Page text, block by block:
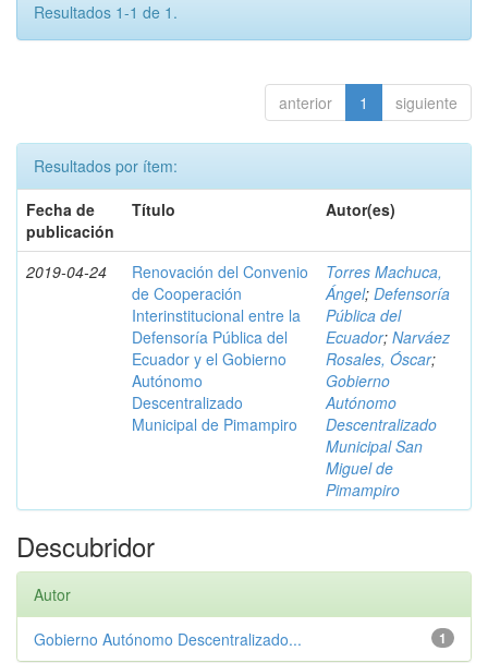
Resultados 1-1 de 1.
anterior 1 siguiente
Resultados por ítem:
Fecha de
publicación
Título Autor(es)
2019-04-24
Renovación del Convenio
de Cooperación
Interinstitucional entre la
Defensoría Pública del
Ecuador y el Gobierno
Autónomo
Descentralizado
Municipal de Pimampiro
Torres Machuca,
Ángel; Defensoría
Pública del
Ecuador; Narváez
Rosales, Óscar;
Gobierno
Autónomo
Descentralizado
Municipal San
Miguel de
Pimampiro
Descubridor
Autor
1
Gobierno Autónomo Descentralizado...